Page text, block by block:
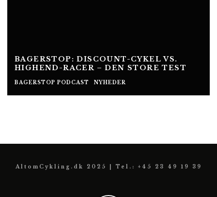
BAGERSTOP: DISCOUNT-CYKEL VS.
HIGHEND-RACER – DEN STORE TEST
BAGERSTOP PODCAST NYHEDER
AltomCykling.dk 2025 | Tel.: +45 23 49 19 39